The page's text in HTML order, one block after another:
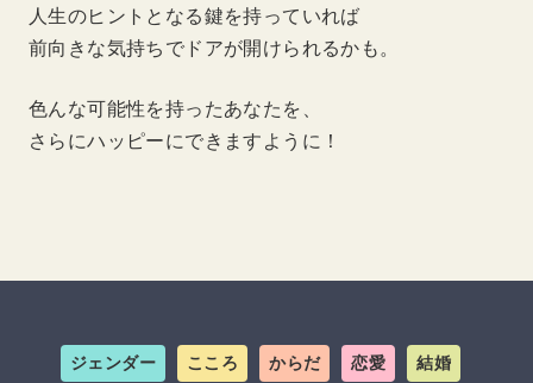
人生のヒントとなる鍵を持っていれば
前向きな気持ちでドアが開けられるかも。
色んな可能性を持ったあなたを、
さらにハッピーにできますように！
ジェンダー こころ からだ 恋愛 結婚